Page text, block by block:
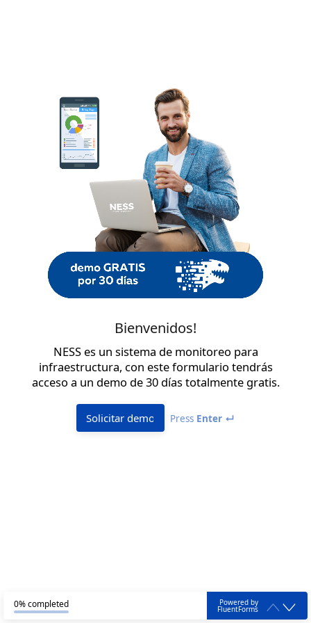
Bienvenidos!
NESS es un sistema de monitoreo para
infraestructura, con este formulario tendrás
acceso a un demo de 30 días totalmente gratis.
Solicitar demo Press Enter ↵
0% completed Powered by
FluentForms